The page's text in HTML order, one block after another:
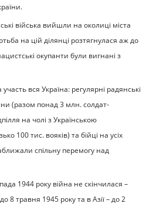
війська вийшли на околиці міста
на цій ділянці розтягнулася аж до
окупанти були вигнані з
вся Україна: регулярні радянські
(разом понад 3 млн. солдат-
на чолі з Українською
100 тис. вояків) та бійці на усіх
спільну перемогу над
1944 року війна не скінчилася –
8 травня 1945 року та в Азії – до 2